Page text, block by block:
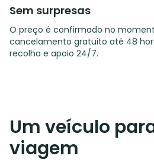
Sem surpresas
O preço é confirmado no
cancelamento gratuito até 48
recolha e apoio 24/7.
Um veículo
viagem